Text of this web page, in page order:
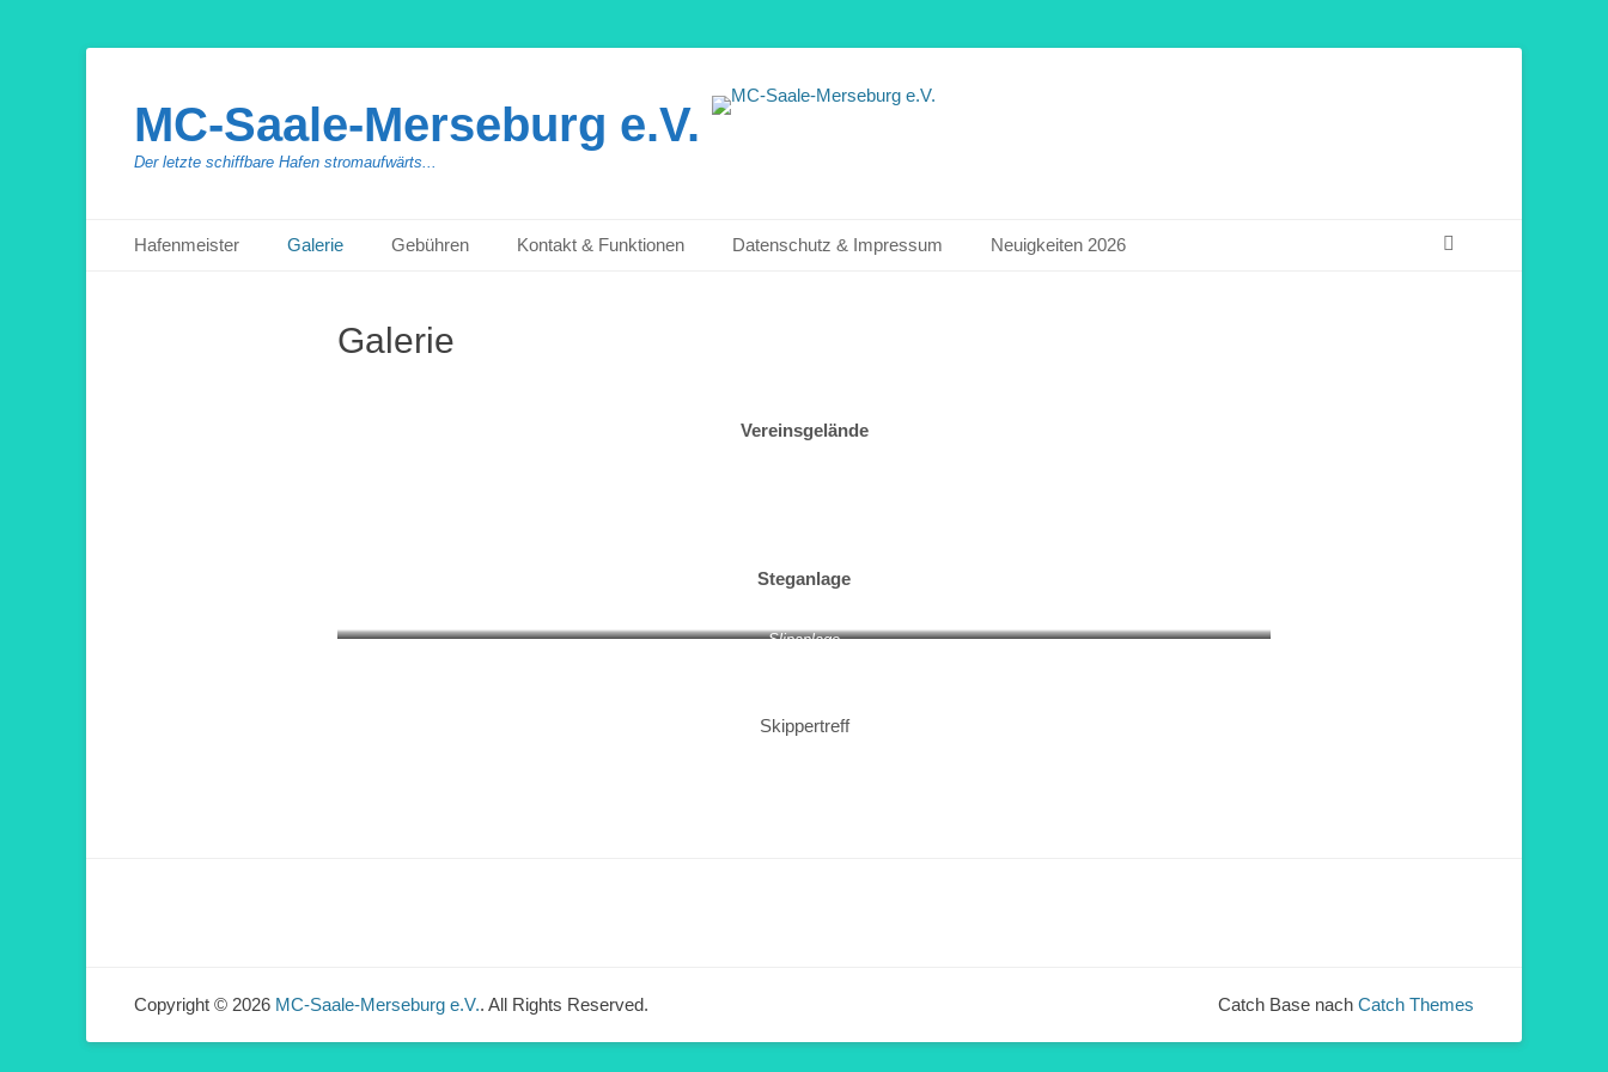
MC-Saale-Merseburg e.V.
Der letzte schiffbare Hafen stromaufwärts...
Primäres Menü
Inhalt
Hafenmeister Galerie Gebühren Kontakt & Funktionen Datenschutz & Impressum Neuigkeiten 2026
Galerie
Vereinsgelände
Steganlage
Slipanlage
Skippertreff
Copyright © 2026 MC-Saale-Merseburg e.V.. All Rights Reserved. Catch Base nach Catch Themes